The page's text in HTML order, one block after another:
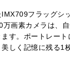
フラッグシ
画素カメラは、
す。ポートレー
美しく記憶に残る1